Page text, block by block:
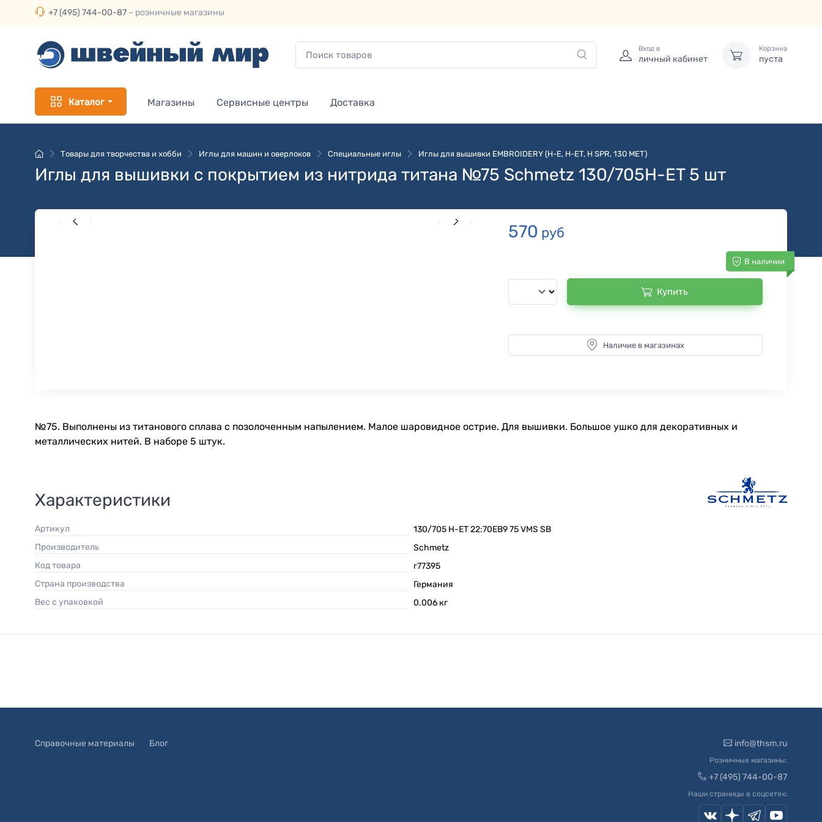
+7 (495) 744-00-87 – розничные магазины
Вход в
личный кабинет
Корзина
пуста
Каталог Магазины Сервисные центры Доставка
Товары для творчества и хобби Иглы для машин и оверлоков Специальные иглы Иглы для вышивки EMBROIDERY (H-E, H-ET, H SPR, 130 MET)
Иглы для вышивки с покрытием из нитрида титана №75 Schmetz 130/705H-ET 5 шт
570 руб
В наличии
Купить
Наличие в магазинах
№75. Выполнены из титанового сплава с позолоченным напылением. Малое шаровидное острие. Для вышивки. Большое ушко для декоративных и
металлических нитей. В наборе 5 штук.
Характеристики
Артикул
130/705 H-ET 22:70EB9 75 VMS SB
Производитель
Schmetz
Код товара
г77395
Страна производства
Германия
Вес с упаковкой
0.006 кг
Справочные материалы Блог info@thsm.ru
Розничные магазины:
+7 (495) 744-00-87
Наши страницы в соцсетях: